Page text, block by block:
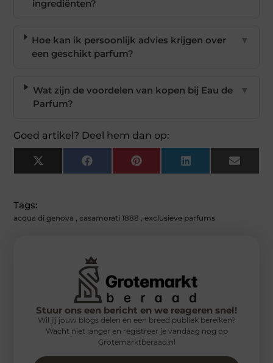
ingrediënten?
Hoe kan ik persoonlijk advies krijgen over
een geschikt parfum?
▼
Wat zijn de voordelen van kopen bij Eau de
Parfum?
▼
Goed artikel? Deel hem dan op:
X
(Twitter)
FacebookPinterest LinkedIn Email
Tags:
acqua di genova ,casamorati 1888 ,exclusieve parfums
Stuur ons een bericht en we reageren snel!
Wil jij jouw blogs delen en een breed publiek bereiken?
Wacht niet langer en registreer je vandaag nog op
Grotemarktberaad.nl